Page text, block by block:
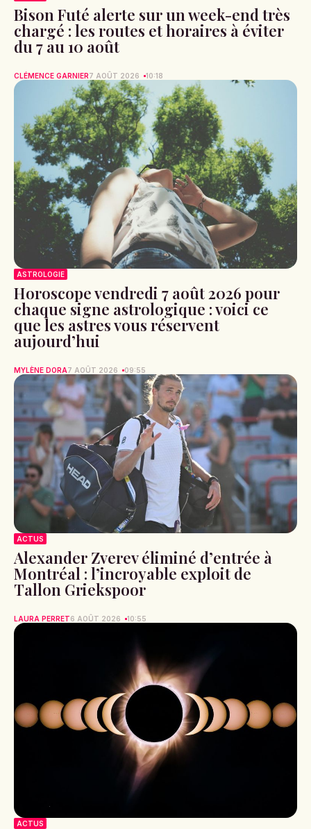
Bison Futé alerte sur un week-end très
chargé : les routes et horaires à éviter
du 7 au 10 août
CLÉMENCE GARNIER7 AOÛT 2026 10:18
ASTROLOGIE
Horoscope vendredi 7 août 2026 pour
chaque signe astrologique : voici ce
que les astres vous réservent
aujourd’hui
MYLÈNE DORA7 AOÛT 2026 09:55
ACTUS
Alexander Zverev éliminé d’entrée à
Montréal : l’incroyable exploit de
Tallon Griekspoor
LAURA PERRET6 AOÛT 2026 10:55
ACTUS